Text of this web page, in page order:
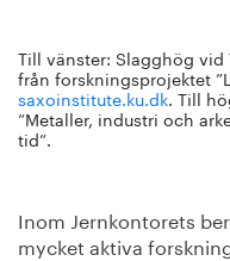
Till vänster: Slagghög
från forskningsprojektet
saxoinstitute.ku.dk. Till
”Metaller, industri och
tid”.
Inom Jernkontorets
mycket aktiva